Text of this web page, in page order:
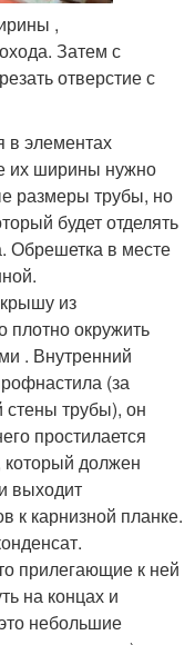
,
Затем с
отверстие с
в элементах
их ширины нужно
размеры трубы, но
будет отделять
Обрешетка в месте
из
плотно окружить
. Внутренний
(за
трубы), он
простилается
должен
выходит
к карнизной планке.
прилегающие к ней
на концах и
небольшие